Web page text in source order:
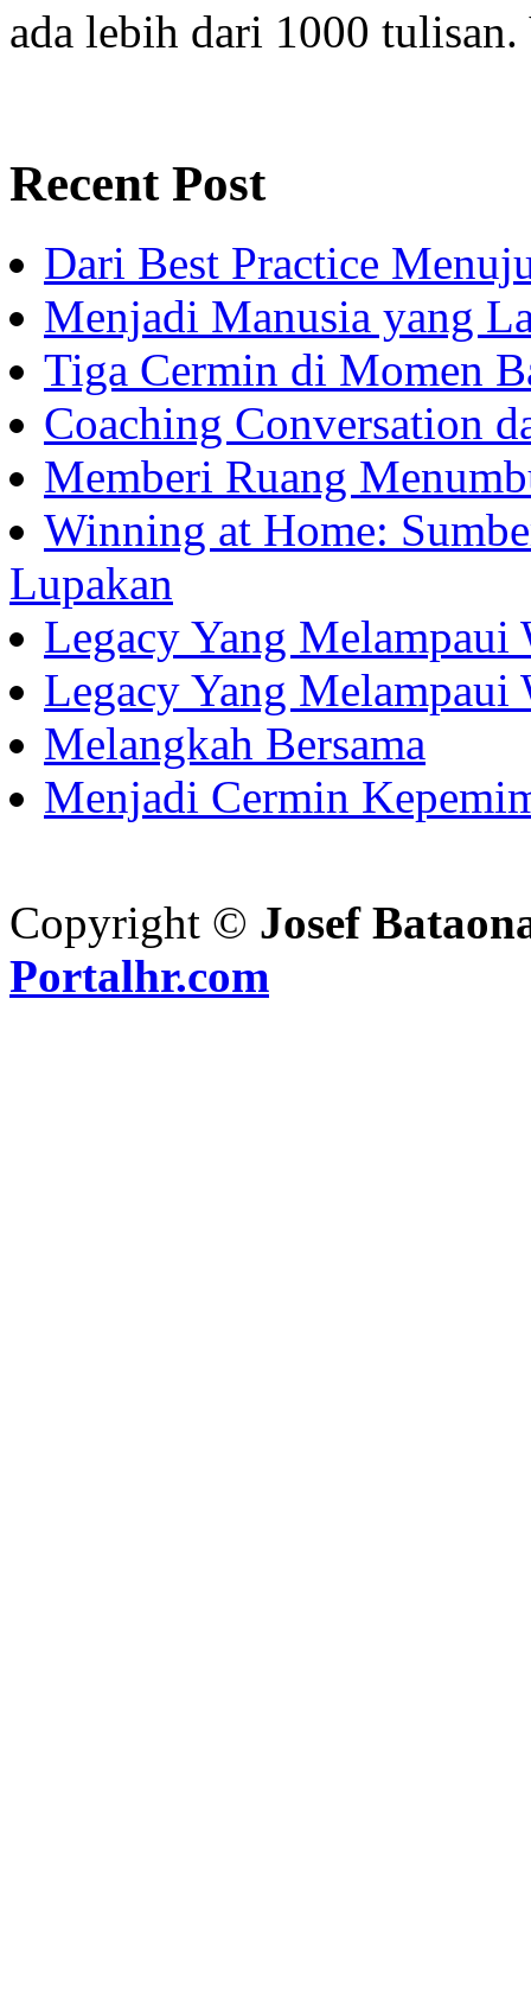
ada lebih dari 1000 tulisan.
Recent Post
Dari Best Practice
Menjadi Manusia yang
Tiga Cermin di Momen
Coaching Conversation
Memberi Ruang
Winning at Home:
Lupakan
Legacy Yang Melampaui
Legacy Yang Melampaui
Melangkah Bersama
Menjadi Cermin
Copyright © Josef
Portalhr.com